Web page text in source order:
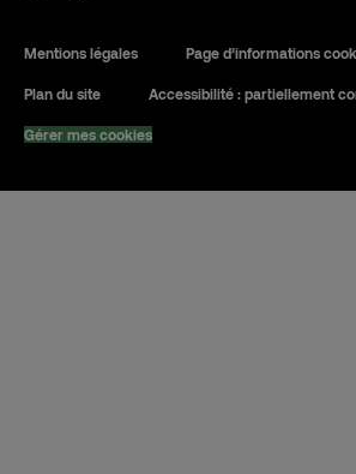
Mentions légales Page d’informations
Plan du site Accessibilité : partiellement
Gérer mes cookies